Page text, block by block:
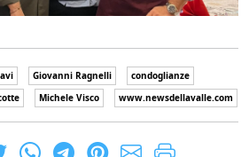
Giovanni Ragnelli
condoglianze
Michele Visco www.newsdellavalle.com